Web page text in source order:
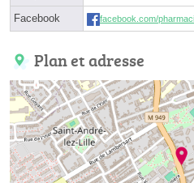
Facebook facebook.com/
Plan et adresse